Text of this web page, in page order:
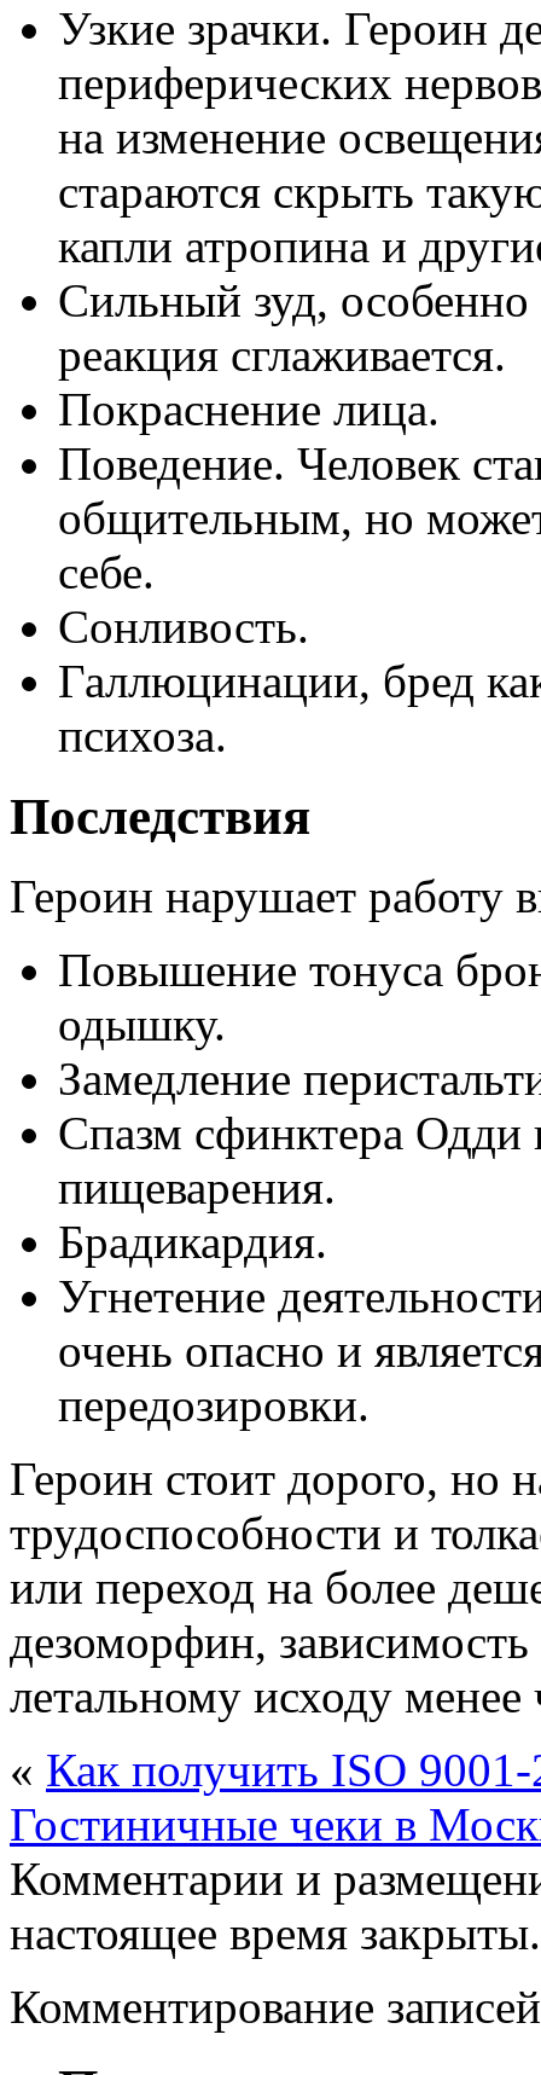
Узкие зрачки. Героин
периферических
на изменение
стараются скрыть
капли атропина и
Сильный зуд, особенно
реакция сглаживается.
Покраснение лица.
Поведение. Человек
общительным, но
себе.
Сонливость.
Галлюцинации, бред
психоза.
Последствия
Героин нарушает работу
Повышение тонуса
одышку.
Замедление
Спазм сфинктера Одди
пищеварения.
Брадикардия.
Угнетение
очень опасно и
передозировки.
Героин стоит дорого, но
трудоспособности и
или переход на более
дезоморфин,
летальному исходу менее
« Как получить ISO
Гостиничные чеки в
Комментарии и
настоящее время закрыты.
Комментирование